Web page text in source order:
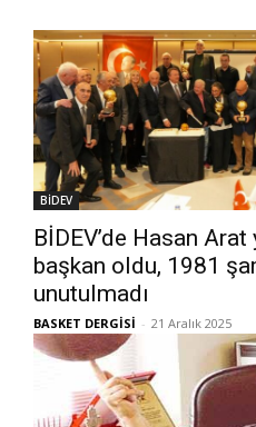
BİDEV
BİDEV’de Hasan
başkan oldu, 1981
unutulmadı
BASKET DERGİSİ - 21 Aralık 2025